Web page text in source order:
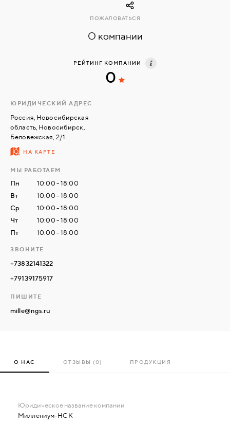
ЗАВКИ
ИНТЕРЕСНЫЕ
НАМИ
МОСКВА
О компании
ПОЖАЛОВАТЬСЯ
РЕЙТИНГ КОМПАНИИ
0
ЮРИДИЧЕСКИЙ АДРЕС
Россия, Новосибирская
область, Новосибирск,
Беловежская, 2/1
НА КАРТЕ
МЫ РАБОТАЕМ
Пн
10:00 - 18:00
Вт
10:00 - 18:00
Ср
10:00 - 18:00
Чт
10:00 - 18:00
Пт
10:00 - 18:00
ЗВОНИТЕ
+73832141322
+79139175917
ПИШИТЕ
mille@ngs.ru
О НАС ОТЗЫВЫ (0) ПРОДУКЦИЯ
Миллениум-НСК